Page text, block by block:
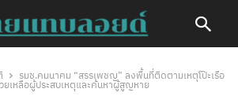
รมช.คมนาคม “สรรเพชญ” ลงพื้นที่ติดตามเหตุโป๊ะเรือ
ยเหลือผู้ประสบเหตุและค้นหาผู้สูญหาย